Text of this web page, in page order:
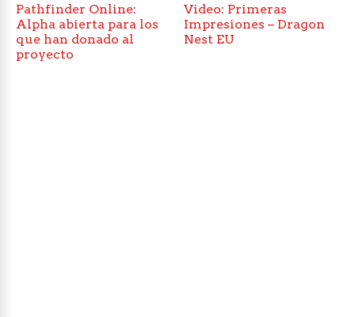
Pathfinder Online:
Alpha abierta para los
que han donado al
proyecto
Video: Primeras
Impresiones – Dragon
Nest EU